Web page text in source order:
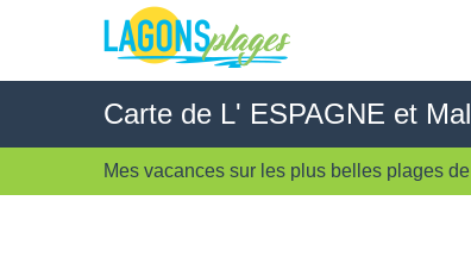
Carte de L' ESPAGNE et
Mes vacances sur les plus belles plages